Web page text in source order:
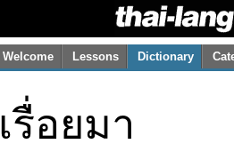
Welcome Lessons Dictionary
เรื่อยมา